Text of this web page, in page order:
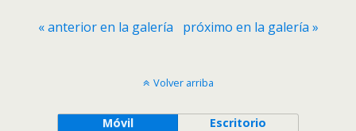
« anterior en la galería próximo en la galería »
Volver arriba
Móvil Escritorio